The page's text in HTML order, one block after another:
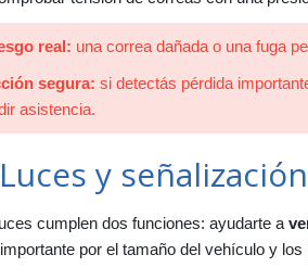
real: una correa dañada o una fuga
segura: si detectás pérdida
asistencia.
y
cumplen dos funciones: ayudarte a
por el tamaño del vehículo y